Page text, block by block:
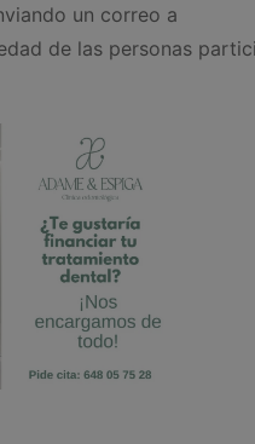
un correo a
de las personas